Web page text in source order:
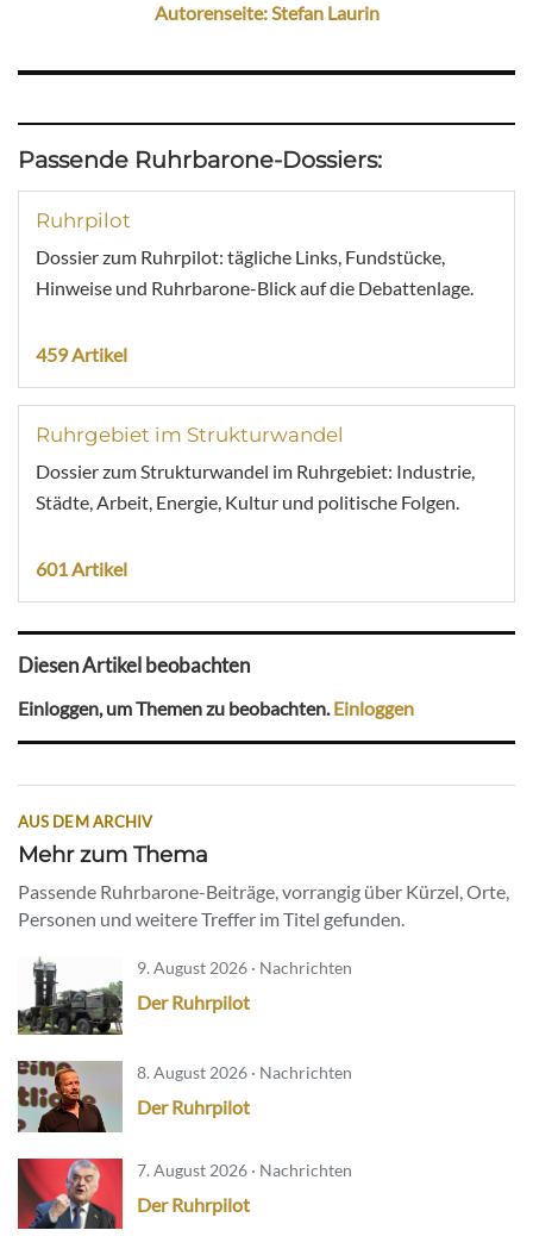
Autorenseite: Stefan Laurin
Passende Ruhrbarone-Dossiers:
Ruhrpilot
Dossier zum Ruhrpilot: tägliche Links, Fundstücke,
Hinweise und Ruhrbarone-Blick auf die Debattenlage.
459 Artikel
Ruhrgebiet im Strukturwandel
Dossier zum Strukturwandel im Ruhrgebiet: Industrie,
Städte, Arbeit, Energie, Kultur und politische Folgen.
601 Artikel
Diesen Artikel beobachten
Einloggen, um Themen zu beobachten.Einloggen
AUS DEM ARCHIV
Mehr zum Thema
Passende Ruhrbarone-Beiträge, vorrangig über Kürzel, Orte,
Personen und weitere Treffer im Titel gefunden.
9. August 2026 · Nachrichten
Der Ruhrpilot
8. August 2026 · Nachrichten
Der Ruhrpilot
7. August 2026 · Nachrichten
Der Ruhrpilot